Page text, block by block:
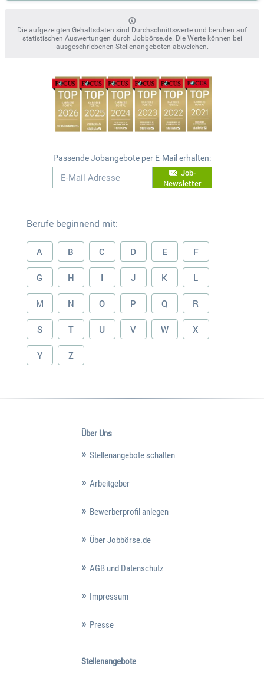
Die aufgezeigten Gehaltsdaten sind Durchschnittswerte und beruhen auf
statistischen Auswertungen durch Jobbörse.de. Die Werte können bei
ausgeschriebenen Stellenangeboten abweichen.
Passende Jobangebote per E-Mail erhalten:
Job-
Newsletter
Berufe beginnend mit:
A B C D E F
G H I J K L
M N O P Q R
S T U V W X
Y Z
Über Uns
Stellenangebote schalten
Arbeitgeber
Bewerberprofil anlegen
Über Jobbörse.de
AGB und Datenschutz
Impressum
Presse
Stellenangebote